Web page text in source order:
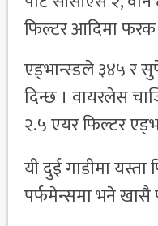
फिल्टर आदिमा
एड्भान्स्डले ३४५ र
दिन्छ । वायरलेस
२.५ एयर फिल्टर
यी दुई गाडीमा
पर्फमेन्समा भने